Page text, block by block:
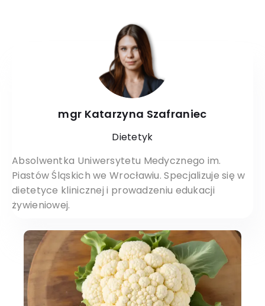
mgr Katarzyna Szafraniec
Dietetyk
Absolwentka Uniwersytetu Medycznego im.
Piastów Śląskich we Wrocławiu. Specjalizuje się w
dietetyce klinicznej i prowadzeniu edukacji
żywieniowej.